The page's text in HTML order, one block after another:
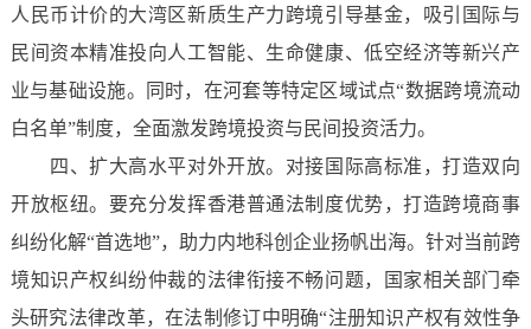
人民币计价的大湾区新质生产力跨境引导基金，吸引国际与
民间资本精准投向人工智能、生命健康、低空经济等新兴产
业与基础设施。同时，在河套等特定区域试点“数据跨境流动
白名单”制度，全面激发跨境投资与民间投资活力。
四、扩大高水平对外开放。对接国际高标准，打造双向
开放枢纽。要充分发挥香港普通法制度优势，打造跨境商事
纠纷化解“首选地”，助力内地科创企业扬帆出海。针对当前跨
境知识产权纠纷仲裁的法律衔接不畅问题，国家相关部门牵
头研究法律改革，在法制修订中明确“注册知识产权有效性争